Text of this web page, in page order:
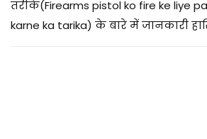
0
तरीके(Firearms pistol ko fire ke liye
karne ka tarika) के बारे में जानकारी